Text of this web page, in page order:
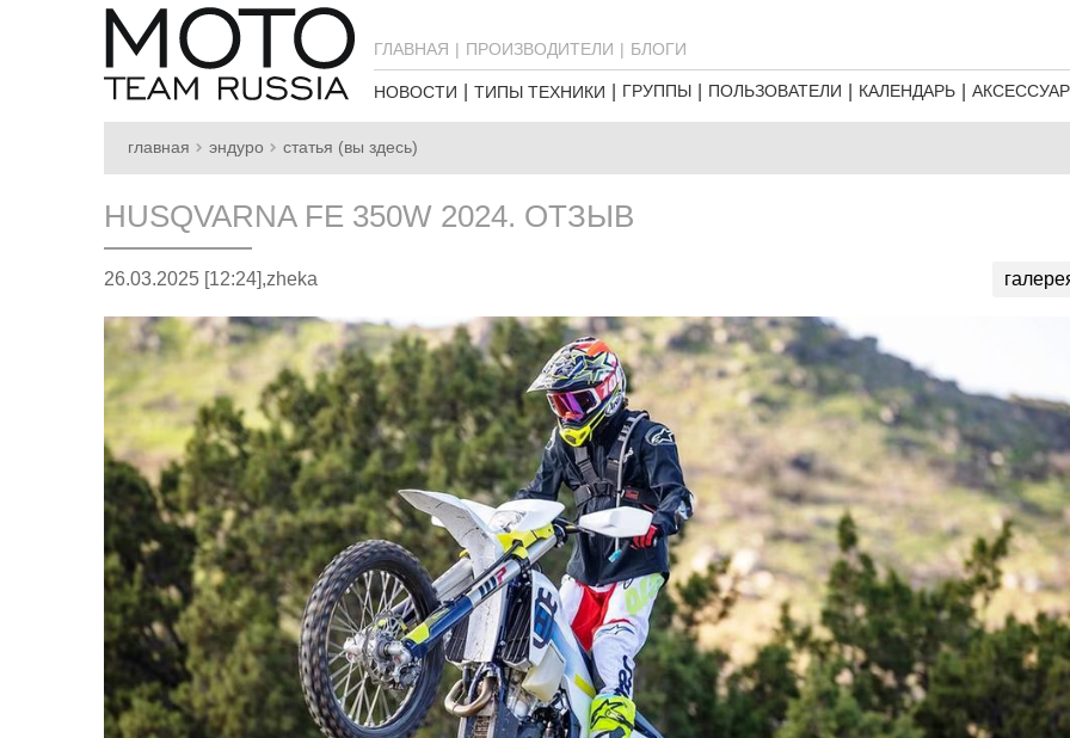
ГЛАВНАЯ ПРОИЗВОДИТЕЛИ БЛОГИ
НОВОСТИ ТИПЫ ТЕХНИКИ ГРУППЫ ПОЛЬЗОВАТЕЛИ КАЛЕНДАРЬ
главная эндуро статья (вы здесь)
HUSQVARNA FE 350W 2024. ОТЗЫВ
26.03.2025 [12:24],zheka